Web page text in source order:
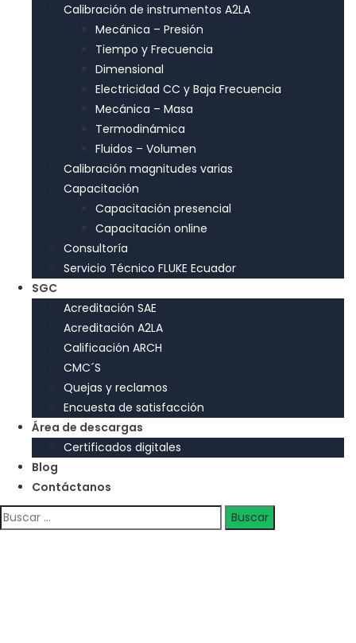
Calibración de instrumentos A2LA
Mecánica – Presión
Tiempo y Frecuencia
Dimensional
Electricidad CC y Baja Frecuencia
Mecánica – Masa
Termodinámica
Fluidos – Volumen
Calibración magnitudes varias
Capacitación
Capacitación presencial
Capacitación online
Consultoría
Servicio Técnico FLUKE Ecuador
SGC
Acreditación SAE
Acreditación A2LA
Calificación ARCH
CMC´S
Quejas y reclamos
Encuesta de satisfacción
Área de descargas
Certificados digitales
Blog
Contáctanos
Buscar: